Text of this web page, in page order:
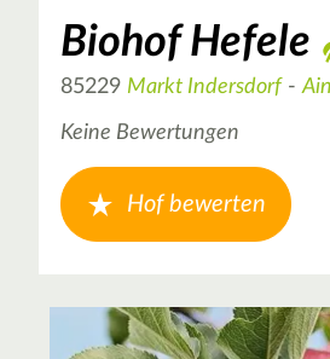
Biohof Hefele
85229 Markt Indersdorf -
Keine Bewertungen
Hof bewerten